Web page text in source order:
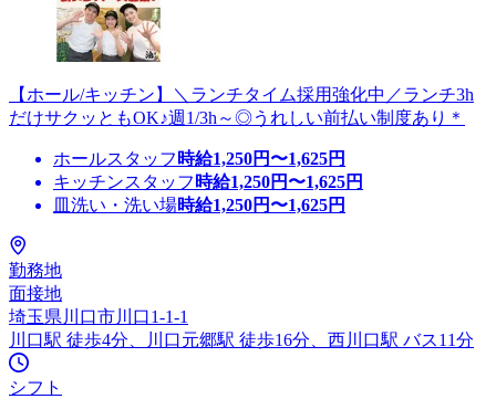
【ホール/キッチン】＼ランチタイム採用強化中／ランチ3h
だけサクッともOK♪週1/3h～◎うれしい前払い制度あり＊
ホールスタッフ 時給1,250円〜1,625円
キッチンスタッフ 時給1,250円〜1,625円
皿洗い・洗い場時給1,250円〜1,625円
勤務地
面接地
埼玉県川口市川口1-1-1
川口駅 徒歩4分、川口元郷駅 徒歩16分、西川口駅 バス11分
シフト